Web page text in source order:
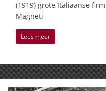
(1919) grote Italiaanse
Magneti
Lees meer